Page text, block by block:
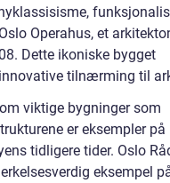
Operahus, et
Dette ikoniske bygget
tilnærming til
viktige bygninger som
er eksempler på
tidligere tider. Oslo
eksempel